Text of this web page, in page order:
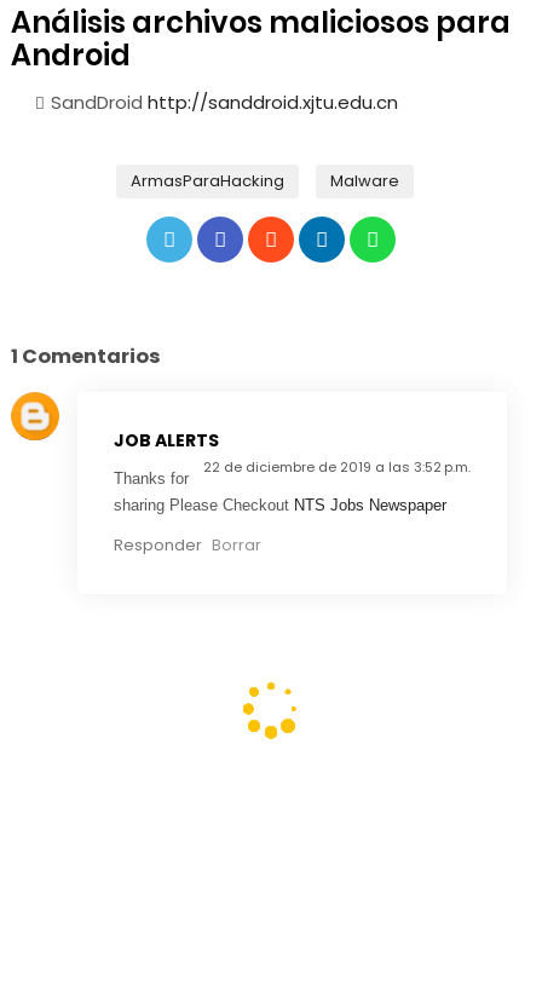
Análisis archivos maliciosos para
Android
SandDroid http://sanddroid.xjtu.edu.cn
ArmasParaHacking Malware
1 Comentarios
JOB ALERTS
22 de diciembre de 2019 a las 3:52 p.m.
Thanks for
sharing Please Checkout NTS Jobs Newspaper
Responder Borrar